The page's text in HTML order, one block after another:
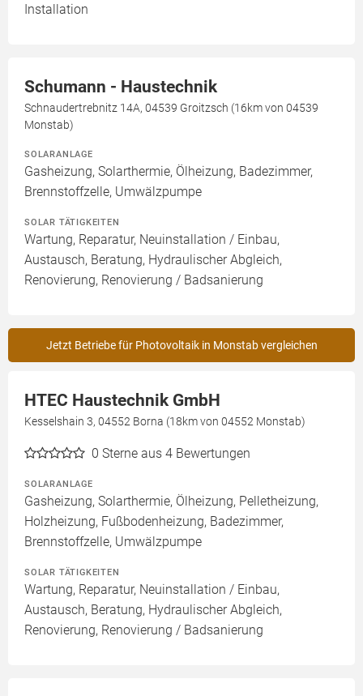
Installation
Schumann - Haustechnik
Schnaudertrebnitz 14A, 04539 Groitzsch (16km von 04539
Monstab)
SOLARANLAGE
Gasheizung, Solarthermie, Ölheizung, Badezimmer,
Brennstoffzelle, Umwälzpumpe
SOLAR TÄTIGKEITEN
Wartung, Reparatur, Neuinstallation / Einbau,
Austausch, Beratung, Hydraulischer Abgleich,
Renovierung, Renovierung / Badsanierung
Jetzt Betriebe für Photovoltaik in Monstab vergleichen
HTEC Haustechnik GmbH
Kesselshain 3, 04552 Borna (18km von 04552 Monstab)
0 Sterne aus 4 Bewertungen
SOLARANLAGE
Gasheizung, Solarthermie, Ölheizung, Pelletheizung,
Holzheizung, Fußbodenheizung, Badezimmer,
Brennstoffzelle, Umwälzpumpe
SOLAR TÄTIGKEITEN
Wartung, Reparatur, Neuinstallation / Einbau,
Austausch, Beratung, Hydraulischer Abgleich,
Renovierung, Renovierung / Badsanierung